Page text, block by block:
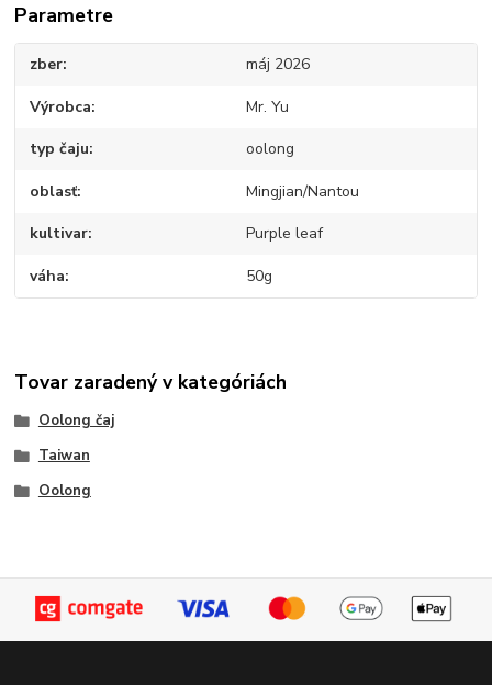
Parametre
zber máj 2026
Výrobca Mr. Yu
typ čaju oolong
oblasť Mingjian/Nantou
kultivar Purple leaf
váha 50g
Tovar zaradený v kategóriách
Oolong čaj
Taiwan
Oolong